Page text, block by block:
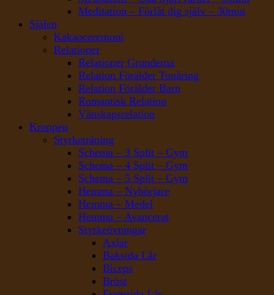
Meditation – Förlåt dig själv – 30min
Själen
Kakaoceremoni
Relationer
Relationer Grunderna
Relation Förälder Tonåring
Relation Förälder Barn
Romantisk Relation
Vänskapsrelation
Kroppen
Styrketräning
Schema – 3 Split – Gym
Schema – 4 Split – Gym
Schema – 5 Split – Gym
Hemma – Nybörjare
Hemma – Medel
Hemma – Avancerat
Styrkeövningar
Axlar
Baksida Lår
Biceps
Bröst